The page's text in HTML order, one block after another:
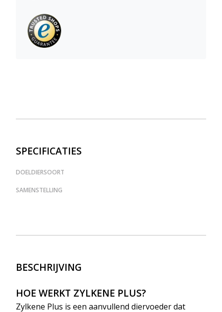
SPECIFICATIES
DOELDIERSOORT
SAMENSTELLING
BESCHRIJVING
HOE WERKT ZYLKENE PLUS?
Zylkene Plus is een aanvullend diervoeder dat